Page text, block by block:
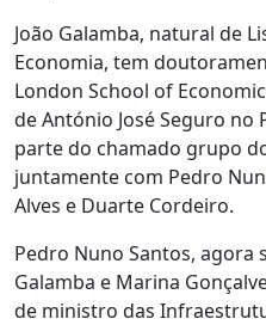
João Galamba, natural de
Economia, tem
London School of
de António José Seguro no
parte do chamado grupo
juntamente com Pedro
Alves e Duarte Cordeiro.
Pedro Nuno Santos, agora
Galamba e Marina
de ministro das